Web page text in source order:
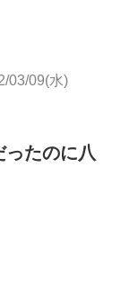
03/09(水)
たのに八